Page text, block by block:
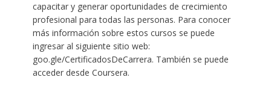
capacitar y generar oportunidades de crecimiento
profesional para todas las personas. Para conocer
más información sobre estos cursos se puede
ingresar al siguiente sitio web:
goo.gle/CertificadosDeCarrera. También se puede
acceder desde Coursera.